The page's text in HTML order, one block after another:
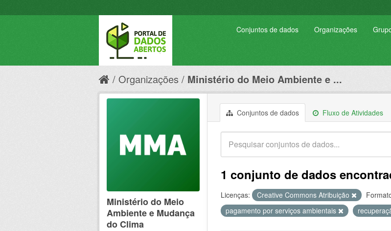
Conjuntos de dados Organizações
Organizações Ministério do Meio Ambiente e ...
Conjuntos de dados Fluxo de Atividades
1 conjunto de dados
Licenças: Creative Commons Atribuição
pagamento por serviços ambientais
Ministério do Meio
Ambiente e Mudança
do Clima